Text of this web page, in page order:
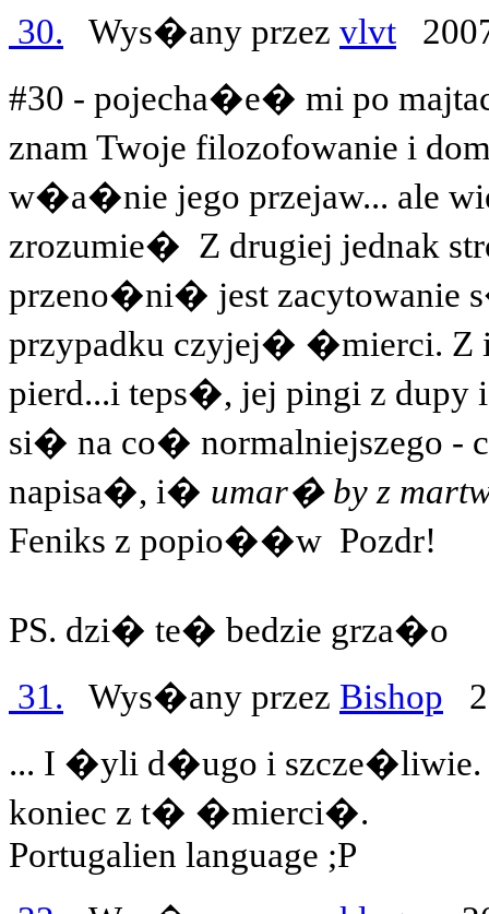
30. Wys�any przez vlvt
#30 - pojecha�e� mi po
znam Twoje filozofowanie i
w�a�nie jego przejaw... ale
zrozumie� Z drugiej jednak
przeno�ni� jest zacytowanie
przypadku czyjej� �mierci.
pierd...i teps�, jej pingi z dupy
si� na co� normalniejszego -
napisa�, i� umar� by z
Feniks z popio��w Pozdr!
PS. dzi� te� bedzie grza�o
31. Wys�any przez Bishop
... I �yli d�ugo i szcze�liwie.
koniec z t� �mierci�.
Portugalien language ;P